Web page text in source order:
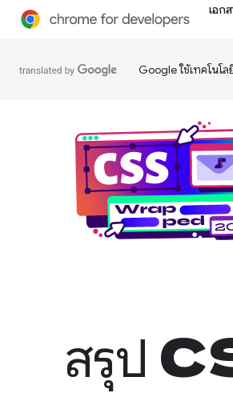
เอกส
Google ใช้เทคโนโ
สรุป